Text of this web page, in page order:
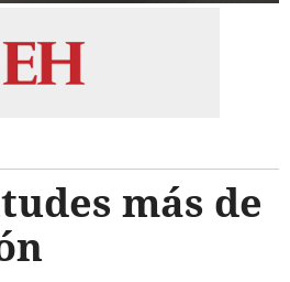
más de